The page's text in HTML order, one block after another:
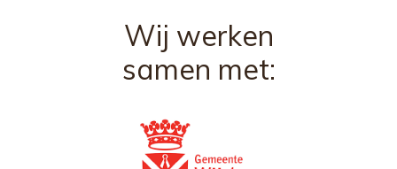
Wij werken
samen met: